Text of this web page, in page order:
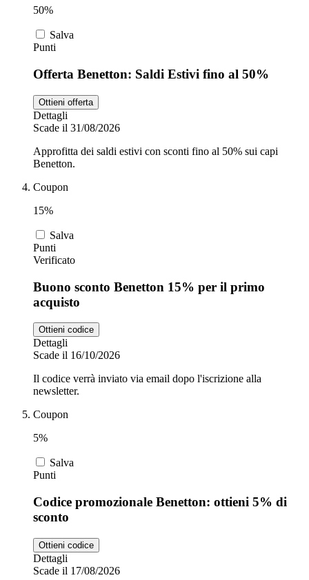
50%
Salva
Punti
Offerta Benetton: Saldi Estivi fino al 50%
Ottieni offerta
Dettagli
Scade il 31/08/2026
Approfitta dei saldi estivi con sconti fino al 50% sui capi
Benetton.
Coupon
15%
Salva
Punti
Verificato
Buono sconto Benetton 15% per il primo
acquisto
Ottieni codice
Dettagli
Scade il 16/10/2026
Il codice verrà inviato via email dopo l'iscrizione alla
newsletter.
Coupon
5%
Salva
Punti
Codice promozionale Benetton: ottieni 5% di
sconto
Ottieni codice
Dettagli
Scade il 17/08/2026